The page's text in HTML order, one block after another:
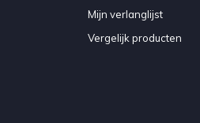
Mijn verlanglijst
Vergelijk producten